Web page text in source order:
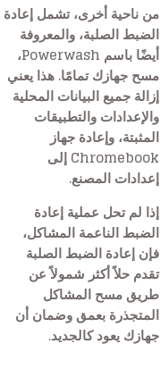
من ناحية أخرى، تشمل إعادة
الضبط الصلبة، والمعروفة
أيضًا باسم Powerwash،
مسح جهازك تمامًا. هذا يعني
إزالة جميع البيانات المحلية
والإعدادات والتطبيقات
المثبتة، وإعادة جهاز
Chromebook إلى
إعدادات المصنع.
إذا لم تحل عملية إعادة
الضبط الناعمة المشاكل،
فإن إعادة الضبط الصلبة
تقدم حلاً أكثر شمولاً عن
طريق مسح المشاكل
المتجذرة بعمق وضمان أن
جهازك يعود كالجديد.